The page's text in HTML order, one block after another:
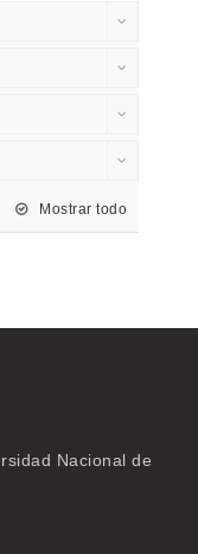
Mostrar todo
Nacional de